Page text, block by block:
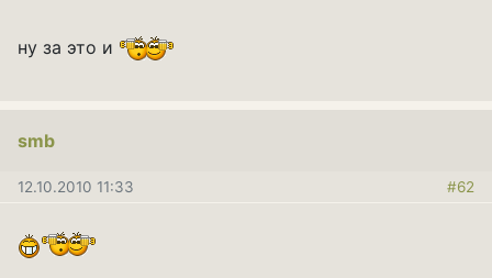
ну за это и
smb
12.10.2010 11:33 #62